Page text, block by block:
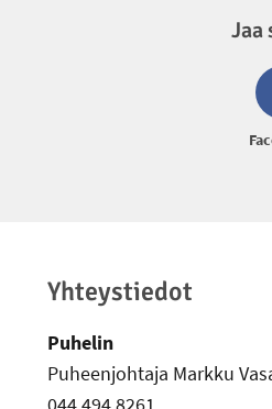
Jaa
Yhteystiedot
Puhelin
Puheenjohtaja Markku